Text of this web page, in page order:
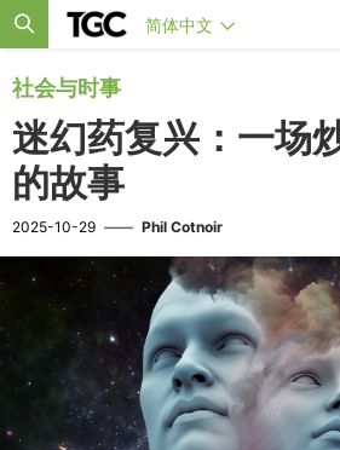
简体中文
社会与时事
迷幻药复兴：一场
的故事
2025-10-29 —— Phil Cotnoir